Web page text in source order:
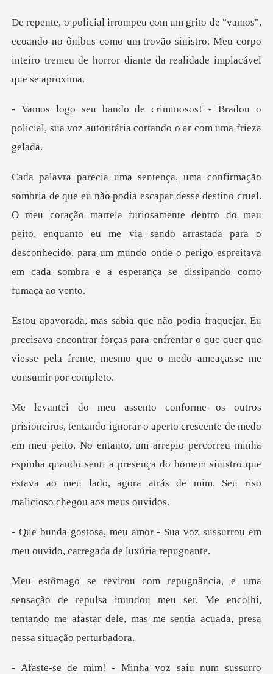
ando no ônibus como um trovão sinistro. Meu corpo
inteiro tr
- Bradou o
policial, sua voz autoritár
O meu coração martela furiosamente dentro do meu
peito, enquanto eu me via sendo arrastada para o
desconhe
ava encontrar forças para enfrentar o que quer que
viesse pel
medo
em meu peito. No entanto, um arrepio percorreu minha
espinha quando senti a presença do home
Sua voz sussurrou em
meu ouvido,
repulsa inundou meu ser. Me encolhi,
tentando me afastar de
aiu num sussurro